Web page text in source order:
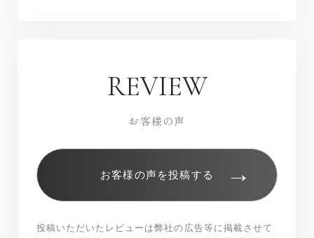
REVIEW
お客様の声
お客様の声を投稿する →
投稿いただいたレビューは弊社の広告等に掲載させて